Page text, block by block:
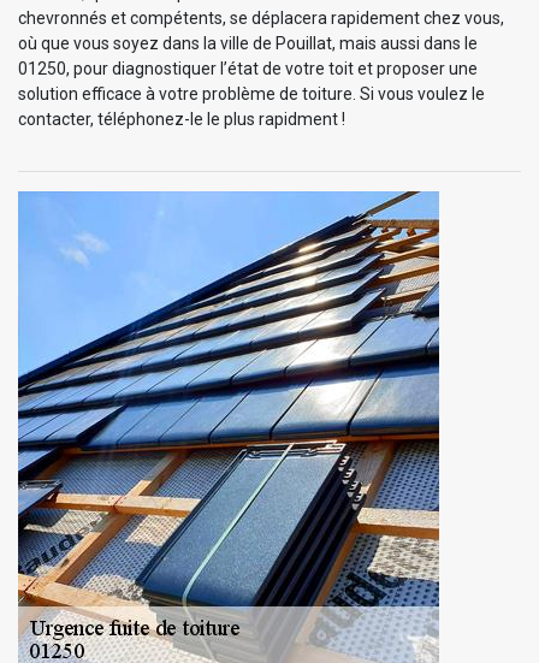
chevronnés et compétents, se déplacera rapidement chez vous,
où que vous soyez dans la ville de Pouillat, mais aussi dans le
01250, pour diagnostiquer l’état de votre toit et proposer une
solution efficace à votre problème de toiture. Si vous voulez le
contacter, téléphonez-le le plus rapidment !